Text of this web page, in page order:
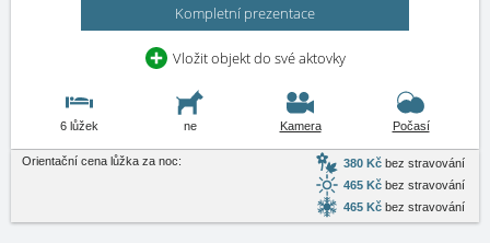
Kompletní prezentace
Vložit objekt do své aktovky
6 lůžek ne Kamera Počasí
Orientační cena lůžka za noc: 380 Kč bez stravování
465 Kč bez stravování
465 Kč bez stravování